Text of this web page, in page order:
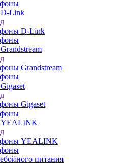
Link
D-Link
Grandstream
Gigaset
YEALINK
YEALINK
питания